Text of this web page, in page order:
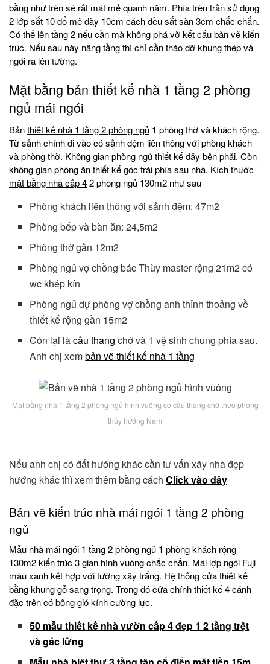
bằng như trên sẽ rất mát mẻ quanh năm. Phía trên trần sử dụng
2 lớp sắt 10 đổ mê dày 10cm cách đều sắt sàn 3cm chắc chắn.
Có thể lên tầng 2 nếu cần mà không phá vỡ kết cấu bản vẽ kiến
trúc. Nếu sau này nâng tầng thì chỉ cần tháo dỡ khung thép và
ngói ra lên tường.
Mặt bằng bản thiết kế nhà 1 tầng 2 phòng
ngủ mái ngói
Bảnthiết kế nhà 1 tầng 2 phòng ngủ 1 phòng thờ và khách rộng.
Từ sảnh chính đi vào có sảnh đệm liên thông với phòng khách
và phòng thờ. Khônggian phòng ngủ thiết kế dãy bên phải. Còn
không gian phòng ăn thiết kế góc trái phía sau nhà. Kích thước
mặt bằng nhà cấp 42 phòng ngủ 130m2 như sau
Phòng khách liên thông với sảnh đệm: 47m2
Phòng bếp và bàn ăn: 24,5m2
Phòng thờ gần 12m2
Phòng ngủ vợ chồng bác Thùy master rộng 21m2 có
wc khép kín
Phòng ngủ dự phòng vợ chồng anh thỉnh thoảng về
thiết kế rộng gần 15m2
Còn lại làcầu thang chờ và 1 vệ sinh chung phía sau.
Anh chị xembản vẽ thiết kế nhà 1 tầng
Mặt bằng nhà 1 tầng 2 phòng ngủ hình vuông có cầu thang chờ theo phong
thủy hướng Nam
Nếu anh chị có đất hướng khác cần tư vấn xây nhà đẹp
hướng khác thì xem thêm bằng cách Click vào đây
Bản vẽ kiến trúc nhà mái ngói 1 tầng 2 phòng
ngủ
Mẫu nhà mái ngói 1 tầng 2 phòng ngủ 1 phòng khách rộng
130m2 kiến trúc 3 gian hình vuông chắc chắn. Mái lợp ngói Fuji
màu xanh kết hợp với tường xây trắng. Hệ thống cửa thiết kế
bằng khung gỗ sang trọng. Trong đó cửa chính thiết kế 4 cánh
đặc trên có bông gió kính cường lực.
50 mẫu thiết kế nhà vườn cấp 4 đẹp 1 2 tầng trệt
và gác lửng